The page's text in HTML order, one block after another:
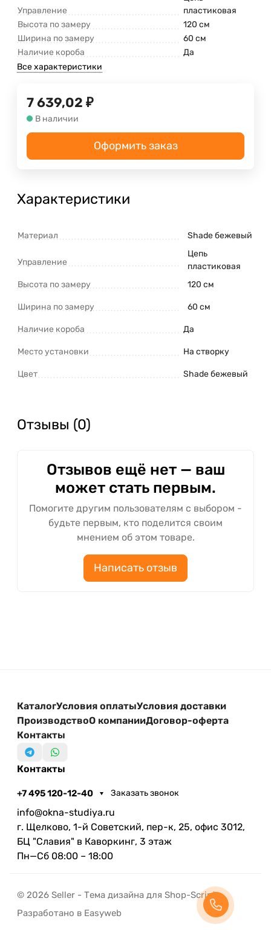
Управление
пластиковая
Высота по замеру
120 см
Ширина по замеру
60 см
Наличие короба
Да
Все характеристики
7 639,02 ₽
В наличии
Оформить заказ
Характеристики
Материал Shade бежевый
Управление
Цепь
пластиковая
Высота по замеру
120 см
Ширина по замеру 60 см
Наличие короба Да
Место установки На створку
Цвет Shade бежевый
Отзывы (0)
Отзывов ещё нет — ваш
может стать первым.
Помогите другим пользователям с выбором -
будьте первым, кто поделится своим
мнением об этом товаре.
Написать отзыв
КаталогУсловия оплатыУсловия доставки
ПроизводствоО компанииДоговор-оферта
Контакты
Контакты
+7 495 120-12-40 Заказать звонок
info@okna-studiya.ru
г. Щелково, 1-й Советский, пер-к, 25, офис 3012,
БЦ "Славия" в Каворкинг, 3 этаж
Пн—Сб 08:00 – 18:00
© 2026 Seller - Тема дизайна для Shop-Script
Разработано в Easyweb